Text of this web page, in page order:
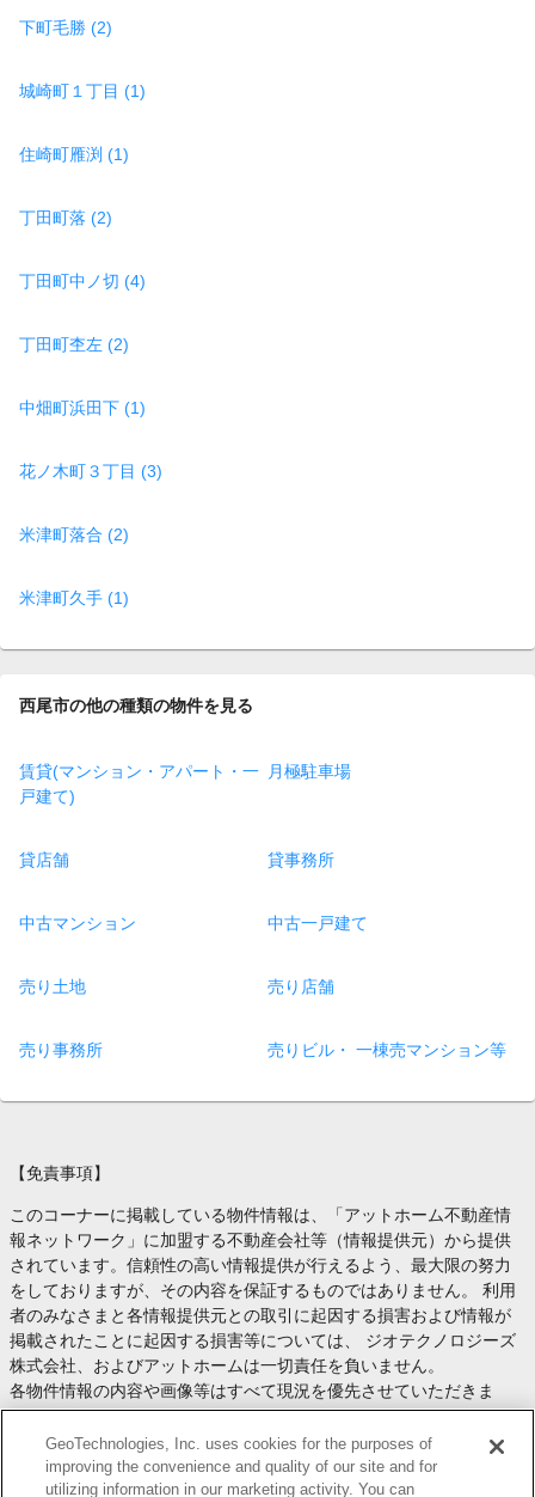
下町毛勝 (2)
城崎町１丁目 (1)
住崎町雁渕 (1)
丁田町落 (2)
丁田町中ノ切 (4)
丁田町杢左 (2)
中畑町浜田下 (1)
花ノ木町３丁目 (3)
米津町落合 (2)
米津町久手 (1)
西尾市の他の種類の物件を見る
賃貸(マンション・アパート・一
戸建て)
月極駐車場
貸店舗 貸事務所
中古マンション 中古一戸建て
売り土地 売り店舗
売り事務所 売りビル・ 一棟売マンション等
【免責事項】
このコーナーに掲載している物件情報は、「アットホーム不動産情
報ネットワーク」に加盟する不動産会社等（情報提供元）から提供
されています。信頼性の高い情報提供が行えるよう、最大限の努力
をしておりますが、その内容を保証するものではありません。 利用
者のみなさまと各情報提供元との取引に起因する損害および情報が
掲載されたことに起因する損害等については、 ジオテクノロジーズ
株式会社、およびアットホームは一切責任を負いません。
各物件情報の内容や画像等はすべて現況を優先させていただきま
す。
お取引等（お取引の準備、資金調達等を含みます）の際には、内容
や契約条件等について、 各情報提供元より十分な説明を受け、ご自
身でご確認の上、判断してください。
GeoTechnologies, Inc. uses cookies for the purposes of
improving the convenience and quality of our site and for
utilizing information in our marketing activity. You can